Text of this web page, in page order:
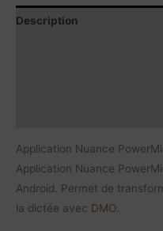
Description
Application Nuance
Application Nuance
Android. Permet de
la dictée avec DMO